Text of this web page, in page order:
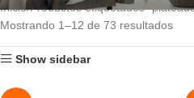
Inicio Productos etiquetados
Mostrando 1–12 de 73 resultados
Show sidebar